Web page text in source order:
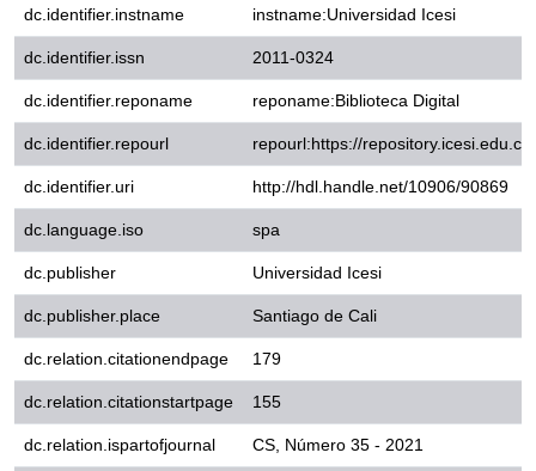
dc.identifier.reponame
reponame:Biblioteca Digital
dc.identifier.repourl
repourl:https://
dc.identifier.uri
http://hdl.handle.net/10906/
dc.language.iso
spa
dc.publisher
Universidad Icesi
dc.publisher.place
Santiago de Cali
dc.relation.citationendpage
179
dc.relation.citationstartpage
155
dc.relation.ispartofjournal
CS, Número 35 - 2021
EL AUTOR, expresa que la obra
autorización es original y la
suplantar los derechos de autor